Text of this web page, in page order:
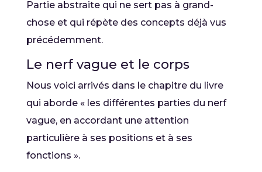
Partie abstraite qui ne sert pas à grand-
chose et qui répète des concepts déjà vus
précédemment.
Le nerf vague et le corps
Nous voici arrivés dans le chapitre du livre
qui aborde « les différentes parties du nerf
vague, en accordant une attention
particulière à ses positions et à ses
fonctions ».